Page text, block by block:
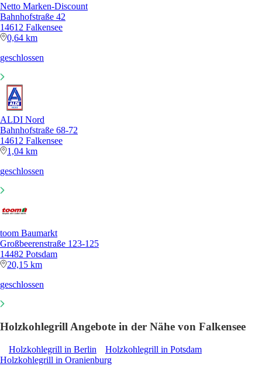
Netto Marken-Discount
Bahnhofstraße 42
14612 Falkensee
0,64 km
geschlossen
ALDI Nord
Bahnhofstraße 68-72
14612 Falkensee
1,04 km
geschlossen
toom Baumarkt
Großbeerenstraße 123-125
14482 Potsdam
20,15 km
geschlossen
Holzkohlegrill Angebote in der Nähe von Falkensee
Holzkohlegrill in Berlin
Holzkohlegrill in Potsdam
Holzkohlegrill in Oranienburg